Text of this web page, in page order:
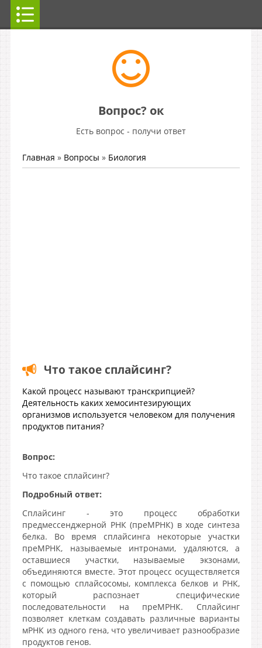
Вопрос? ок
Есть вопрос - получи ответ
Главная » Вопросы » Биология
Что такое сплайсинг?
Какой процесс называют транскрипцией?
Деятельность каких хемосинтезирующих
организмов используется человеком для получения
продуктов питания?
Вопрос:
Что такое сплайсинг?
Подробный ответ:
Сплайсинг - это процесс обработки
предмессенджерной РНК (преМРНК) в ходе синтеза
белка. Во время сплайсинга некоторые участки
преМРНК, называемые интронами, удаляются, а
оставшиеся участки, называемые экзонами,
объединяются вместе. Этот процесс осуществляется
с помощью сплайсосомы, комплекса белков и РНК,
который распознает специфические
последовательности на преМРНК. Сплайсинг
позволяет клеткам создавать различные варианты
мРНК из одного гена, что увеличивает разнообразие
продуктов генов.